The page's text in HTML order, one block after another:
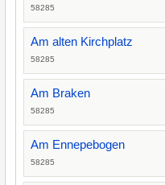
58285
Am alten Kirchplatz
58285
Am Braken
58285
Am Ennepebogen
58285